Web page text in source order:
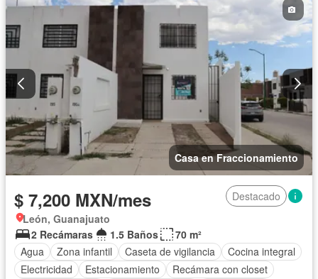
Casa en Fraccionamiento
$ 7,200 MXN/mes
Destacado
León, Guanajuato
2 Recámaras
1.5 Baños
70 m²
Agua
Zona infantil Caseta de vigilancia
Cocina integral
Electricidad
Estacionamiento
Recámara con closet